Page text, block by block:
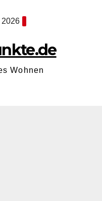
2026
Wohnen